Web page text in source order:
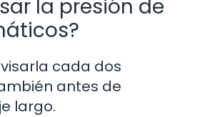
la presión de
cada dos
antes de
largo.